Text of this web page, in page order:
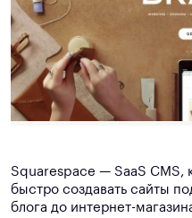
Squarespace — SaaS CMS,
быстро создавать сайты
блога до интернет-